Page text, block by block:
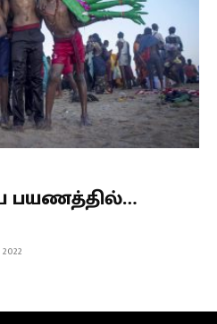
பயணத்தில்…